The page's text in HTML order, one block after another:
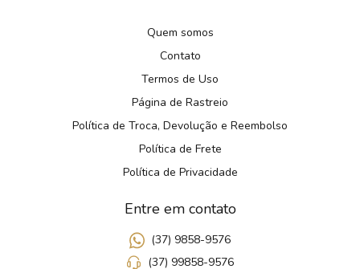
Quem somos
Contato
Termos de Uso
Página de Rastreio
Política de Troca, Devolução e Reembolso
Política de Frete
Política de Privacidade
Entre em contato
(37) 9858-9576
(37) 99858-9576